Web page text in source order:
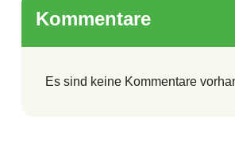
Kommentare
Es sind keine Kommentare